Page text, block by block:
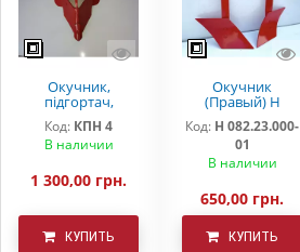
Окучник,
підгортач,
загортач КРН
Код: КПН 4
В наличии
1 300,00 грн.
КУПИТЬ
Окучник
(Правый) Н
082.23.000-01
Деметра
Код: Н 082.23.000-
01
В наличии
650,00 грн.
КУПИТЬ